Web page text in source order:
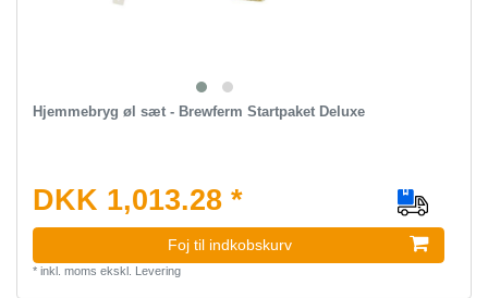
Hjemmebryg øl sæt - Brewferm Startpaket Deluxe
DKK 1,013.28 *
Foj til indkobskurv
* inkl. moms ekskl. Levering